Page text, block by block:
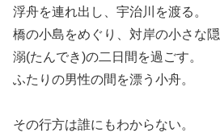
浮舟を連れ出し、宇治川を渡る。
橋の小島をめぐり、対岸の小さな
溺(たんでき)の二日間を過ごす。
ふたりの男性の間を漂う小舟。
その行方は誰にもわからない。